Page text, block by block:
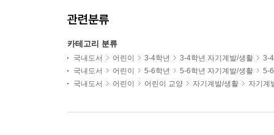
관련분류
카테고리 분류
국내도서 어린이 3-4학년 3-4학년 자기계발/생활
3-
국내도서
어린이 5-6학년 5-6학년 자기계발/생활
5-
국내도서
어린이 어린이 교양 자기계발/생활 자기계